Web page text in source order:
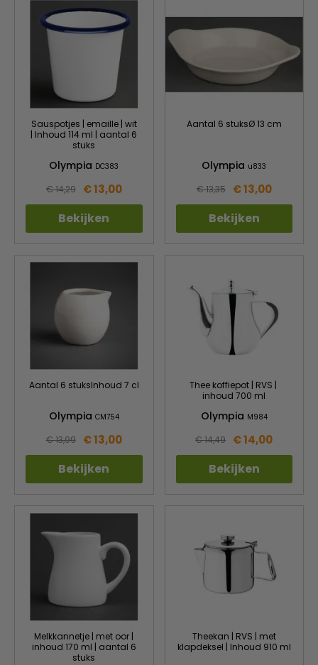
Sauspotjes | emaille | wit
| Inhoud 114 ml | aantal 6
stuks
Olympia DC383
€ 14,29 € 13,00
Bekijken
Aantal 6 stuksØ 13 cm
Olympia u833
€ 13,35 € 13,00
Bekijken
Aantal 6 stuksInhoud 7 cl
Olympia CM754
€ 13,99 € 13,00
Bekijken
Thee koffiepot | RVS |
inhoud 700 ml
Olympia M984
€ 14,49 € 14,00
Bekijken
Melkkannetje | met oor |
inhoud 170 ml | aantal 6
stuks
Theekan | RVS | met
klapdeksel | Inhoud 910 ml